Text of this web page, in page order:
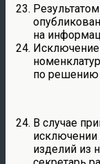
на
по решению
В случае
изделий из